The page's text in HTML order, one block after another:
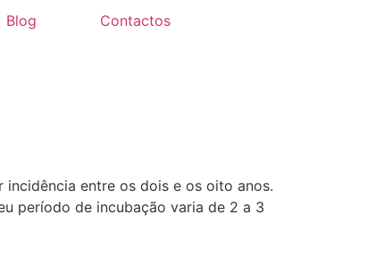
Blog Contactos
entre os dois e os oito anos.
período de incubação varia de 2 a 3